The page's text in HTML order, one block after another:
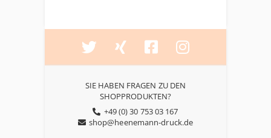
SIE HABEN FRAGEN ZU DEN
SHOPPRODUKTEN?
+49 (0) 30 753 03 167
shop@heenemann-druck.de